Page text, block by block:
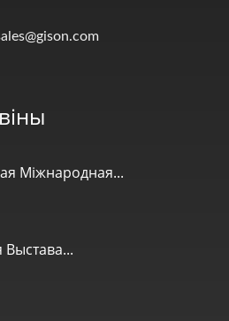
Міжнародная...
Выстава...